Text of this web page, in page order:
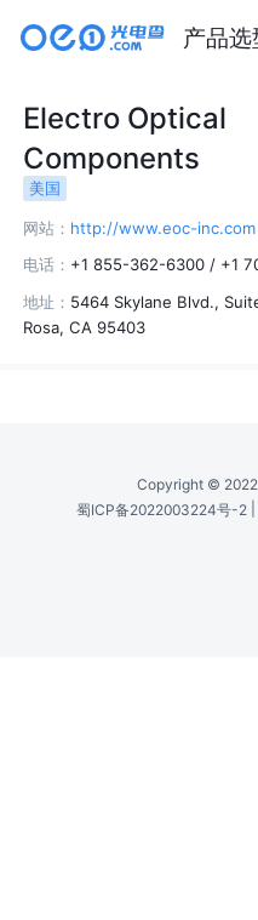
产品
Electro Optical
Components
美国
网站： http://www.eoc-inc.com
电话： +1 855-362-6300 / +1
地址： 5464 Skylane Blvd.,
Rosa, CA 95403
Copyright © 2022
蜀ICP备2022003224号-2